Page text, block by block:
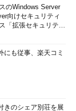
のWindows Server
向けセキュリティ
「拡張セキュリティ
にも従事、楽天コミ
きのシェア別荘を展